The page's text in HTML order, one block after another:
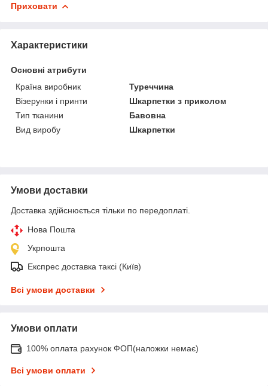
Приховати
Характеристики
Основні атрибути
Країна виробник
Туреччина
Візерунки і принти
Шкарпетки з приколом
Тип тканини
Бавовна
Вид виробу
Шкарпетки
Умови доставки
Доставка здійснюється тільки по передоплаті.
Нова Пошта
Укрпошта
Експрес доставка таксі (Київ)
Всі умови доставки
Умови оплати
100% оплата рахунок ФОП(наложки немає)
Всі умови оплати